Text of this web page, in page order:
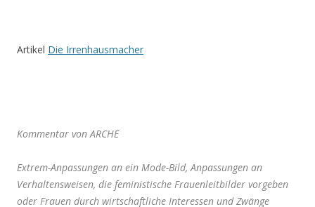
Artikel Die Irrenhausmacher
Kommentar von ARCHE
Extrem-Anpassungen an ein Mode-Bild, Anpassungen an
Verhaltensweisen, die feministische Frauenleitbilder vorgeben
oder Frauen durch wirtschaftliche Interessen und Zwänge